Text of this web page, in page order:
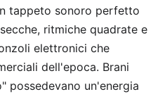
tappeto sonoro perfetto
ritmiche quadrate e
elettronici che
dell'epoca. Brani
possedevano un'energia